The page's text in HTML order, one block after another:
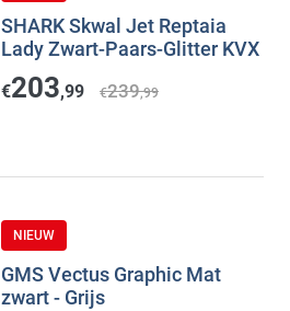
SHARK Skwal Jet Reptaia
Lady Zwart-Paars-Glitter KVX
€203,99 €239,99
NIEUW
GMS Vectus Graphic Mat
zwart - Grijs